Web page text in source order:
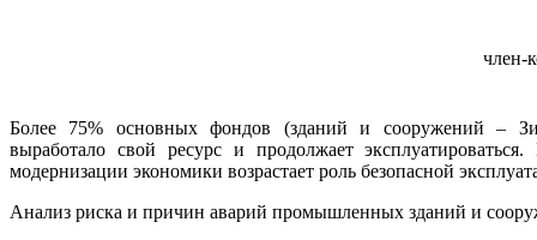
член-
Более 75% основных фондов (зданий и сооружений –
выработало свой ресурс и продолжает
модернизации экономики возрастает роль безопасной
Анализ риска и причин аварий промышленных зданий и